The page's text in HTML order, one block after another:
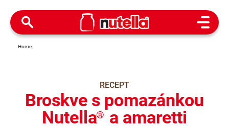
Open
Home
RECEPT
Broskve s pomazánkou
Nutella® a amaretti